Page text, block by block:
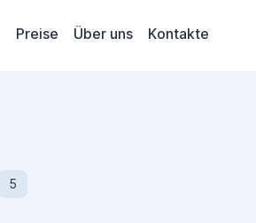
Preise Über uns Kontakte
5